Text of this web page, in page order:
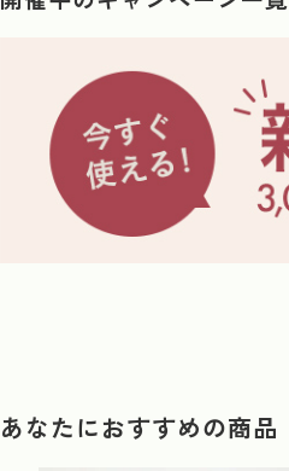
あなたにおすすめの商品